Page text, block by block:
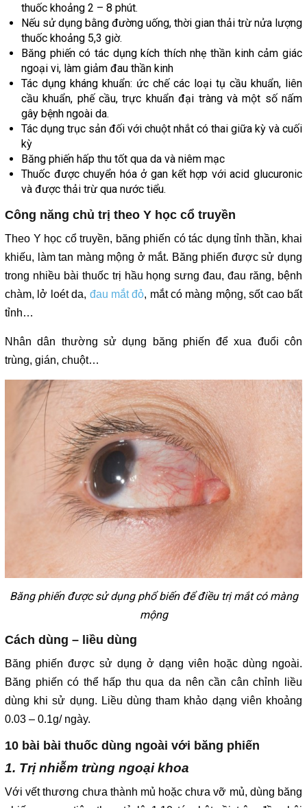
thuốc khoảng 2 – 8 phút.
Nếu sử dụng bằng đường uống, thời gian thải trừ nửa lượng
thuốc khoảng 5,3 giờ.
Băng phiến có tác dụng kích thích nhẹ thần kinh cảm giác
ngoại vi, làm giảm đau thần kinh
Tác dụng kháng khuẩn: ức chế các loại tụ cầu khuẩn, liên
cầu khuẩn, phế cầu, trực khuẩn đại tràng và một số nấm
gây bệnh ngoài da.
Tác dụng trục sản đối với chuột nhắt có thai giữa kỳ và cuối
kỳ
Băng phiến hấp thu tốt qua da và niêm mạc
Thuốc được chuyển hóa ở gan kết hợp với acid glucuronic
và được thải trừ qua nước tiểu.
Công năng chủ trị theo Y học cổ truyền
Theo Y học cổ truyền, băng phiến có tác dụng tỉnh thần, khai
khiếu, làm tan màng mộng ở mắt. Băng phiến được sử dụng
trong nhiều bài thuốc trị hầu họng sưng đau, đau răng, bệnh
chàm, lở loét da, đau mắt đỏ, mắt có màng mộng, sốt cao bất
tỉnh…
Nhân dân thường sử dụng băng phiến để xua đuổi côn
trùng, gián, chuột…
Băng phiến được sử dụng phổ biến để điều trị mắt có màng
mộng
Cách dùng – liều dùng
Băng phiến được sử dụng ở dạng viên hoặc dùng ngoài.
Băng phiến có thể hấp thu qua da nên cần cân chỉnh liều
dùng khi sử dụng. Liều dùng tham khảo dạng viên khoảng
0.03 – 0.1g/ ngày.
10 bài bài thuốc dùng ngoài với băng phiến
1. Trị nhiễm trùng ngoại khoa
Với vết thương chưa thành mủ hoặc chưa vỡ mủ, dùng băng